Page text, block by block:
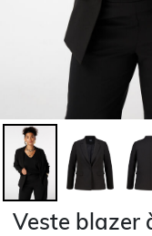
Veste blazer